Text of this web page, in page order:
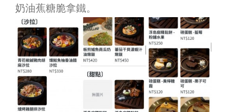
奶油蕉糖脆拿鐵。